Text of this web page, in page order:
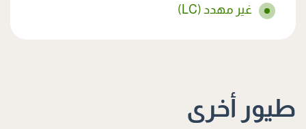
غير مهدد (LC)
طيور أخرى